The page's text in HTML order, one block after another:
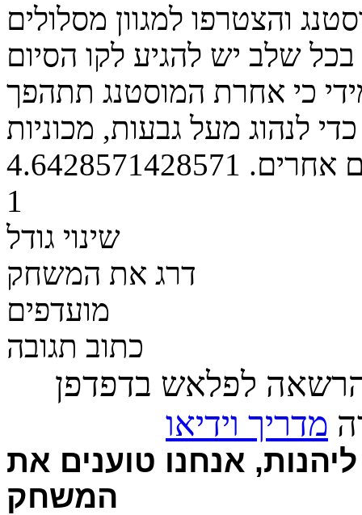
והצטרפו למגוון מסלולים
שלב יש להגיע לקו הסיום
כי אחרת המוסטנג תתהפך
לנהוג מעל גבעות, מכוניות
אחרים. 4.6428571428571
1
שינוי גודל
דרג את המשחק
מועדפים
כתוב תגובה
לפלאש בדפדפן
מדריך וידיאו
אנחנו טוענים את
המשחק